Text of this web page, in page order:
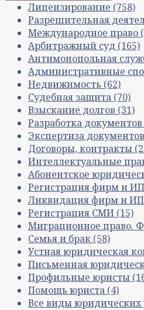
Лицензирование (758)
Разрешительная
Международное право
Арбитражный суд (165)
Антимонопольная
Административные
Недвижимость (62)
Судебная защита (70)
Взыскание долгов (31)
Разработка документов
Экспертиза документов
Договоры, контракты
Интеллектуальные
Абонентское
Регистрация фирм и ИП
Ликвидация фирм и ИП
Регистрация СМИ (15)
Миграционное право.
Семья и брак (58)
Устная юридическая
Письменная
Профильные юристы
Помощь юриста (4)
Все виды юридических